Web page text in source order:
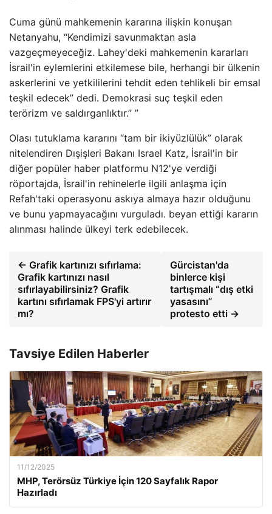
Cuma günü mahkemenin kararına ilişkin konuşan
Netanyahu, “Kendimizi savunmaktan asla
vazgeçmeyeceğiz. Lahey'deki mahkemenin kararları
İsrail'in eylemlerini etkilemese bile, herhangi bir ülkenin
askerlerini ve yetkililerini tehdit eden tehlikeli bir emsal
teşkil edecek” dedi. Demokrasi suç teşkil eden
terörizm ve saldırganlıktır.” ”
Olası tutuklama kararını “tam bir ikiyüzlülük” olarak
nitelendiren Dışişleri Bakanı Israel Katz, İsrail'in bir
diğer popüler haber platformu N12'ye verdiği
röportajda, İsrail'in rehinelerle ilgili anlaşma için
Refah'taki operasyonu askıya almaya hazır olduğunu
ve bunu yapmayacağını vurguladı. beyan ettiği kararın
alınması halinde ülkeyi terk edebilecek.
← Grafik kartınızı sıfırlama:
Grafik kartınızı nasıl
sıfırlayabilirsiniz? Grafik
kartını sıfırlamak FPS'yi artırır
mı?
Gürcistan'da
binlerce kişi
tartışmalı “dış etki
yasasını”
protesto etti →
Tavsiye Edilen Haberler
11/12/2025
MHP, Terörsüz Türkiye İçin 120 Sayfalık Rapor
Hazırladı